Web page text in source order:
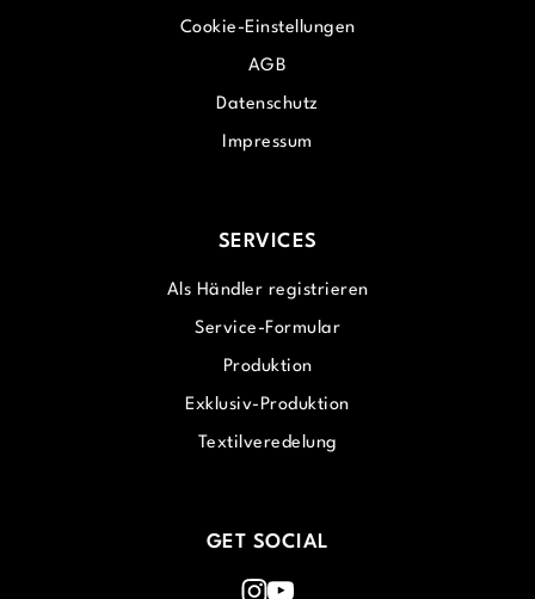
Cookie-Einstellungen
AGB
Datenschutz
Impressum
SERVICES
Als Händler registrieren
Service-Formular
Produktion
Exklusiv-Produktion
Textilveredelung
GET SOCIAL
Instagram
Youtube